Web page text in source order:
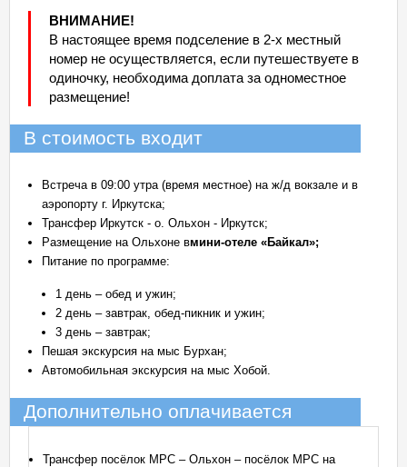
ВНИМАНИЕ!
В настоящее время подселение в 2-х местный
номер не осуществляется, если путешествуете в
одиночку, необходима доплата за одноместное
размещение!
В стоимость входит
Встреча в 09:00 утра (время местное) на ж/д вокзале и в
аэропорту г. Иркутска;
Трансфер Иркутск - о. Ольхон - Иркутск;
Размещение на Ольхоне вмини-отеле «Байкал»;
Питание по программе:
1 день – обед и ужин;
2 день – завтрак, обед-пикник и ужин;
3 день – завтрак;
Пешая экскурсия на мыс Бурхан;
Автомобильная экскурсия на мыс Хобой.
Дополнительно оплачивается
Трансфер посёлок МРС – Ольхон – посёлок МРС на